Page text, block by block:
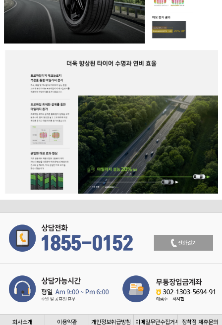
회사소개 이용약관 개인정보취급방침 이메일무단수집거부 장착점 제휴문의